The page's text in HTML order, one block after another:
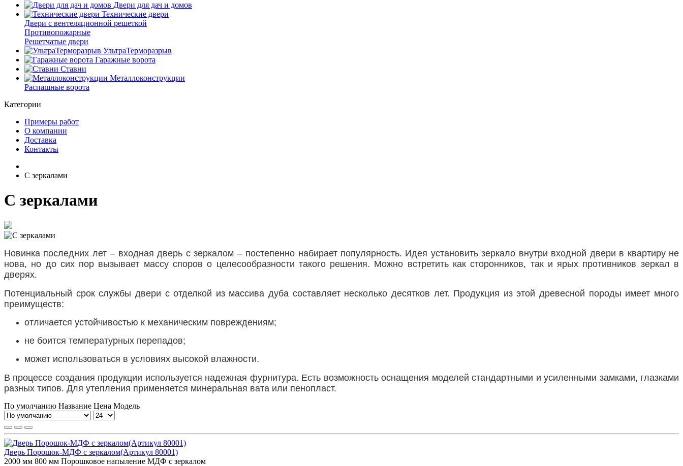
Двери для дач и домов
Технические двери
Двери с вентеляционной решеткой
Противопожарные
Решетчатые двери
УльтраТерморазрыв
Гаражные ворота
Ставни
Металлоконструкции
Распашные ворота
Категории
Примеры работ
О компании
Доставка
Контакты
С зеркалами
С зеркалами
Новинка последних лет – входная дверь с зеркалом – постепенно набирает популярность. Идея установить зеркало внутри входной двери в квартиру не
нова, но до сих пор вызывает массу споров о целесообразности такого решения. Можно встретить как сторонников, так и ярых противников зеркал в
дверях.
Потенциальный срок службы двери с отделкой из массива дуба составляет несколько десятков лет. Продукция из этой древесной породы имеет много
преимуществ:
отличается устойчивостью к механическим повреждениям;
не боится температурных перепадов;
может использоваться в условиях высокой влажности.
В процессе создания продукции используется надежная фурнитура. Есть возможность оснащения моделей стандартными и усиленными замками, глазками
разных типов. Для утепления применяется минеральная вата или пенопласт.
По умолчанию Название Цена Модель
Дверь Порошок-МДФ с зеркалом(Артикул 80001)
2000 мм 800 мм Порошковое напыление МДФ с зеркалом